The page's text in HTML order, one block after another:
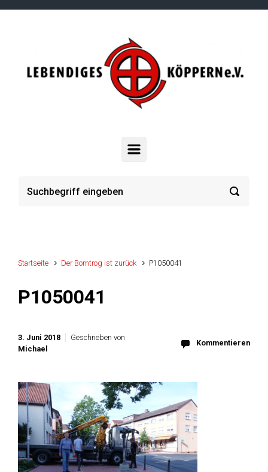
Zum Hauptinhalt springen
Startseite Der Borntrog ist zurück P1050041
P1050041
3. Juni 2018
Geschrieben von
Michael
Kommentieren